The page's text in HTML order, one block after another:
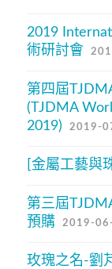
2019
術研討會
第四屆
(TJDMA
2019)
2019-
[金屬工藝與
第三屆
預購
2019-
玫瑰之名-劉